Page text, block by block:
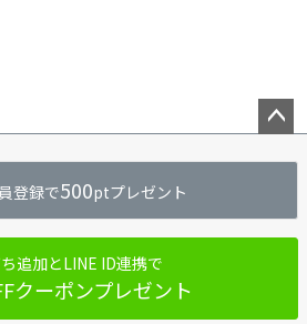
ジト
へ
登録で500ptプレゼント
追加とLINE ID連携で
クーポンプレゼント